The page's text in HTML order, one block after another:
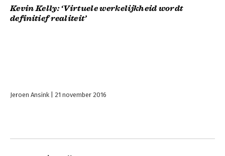
Kevin Kelly: ‘Virtuele werkelijkheid wordt
definitief realiteit’
Jeroen Ansink 21 november 2016